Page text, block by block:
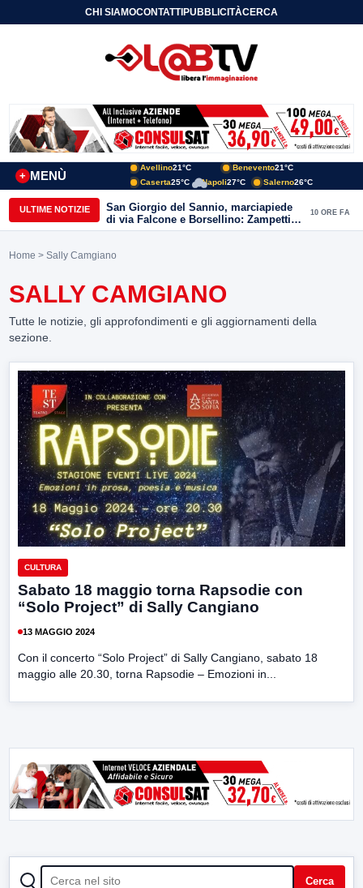
CHI SIAMOCONTATTIPUBBLICITÀCERCA
MENÙ
+
Avellino21°C Benevento21°C
Caserta25°C Napoli27°C Salerno26°C
ULTIME NOTIZIE
San Giorgio del Sannio, marciapiede
di via Falcone e Borsellino: Zampetti e
Lombardi replicano alle polemiche
10 ORE FA
Home > Sally Camgiano
SALLY CAMGIANO
Tutte le notizie, gli approfondimenti e gli aggiornamenti della
sezione.
CULTURA
Sabato 18 maggio torna Rapsodie con
“Solo Project” di Sally Cangiano
13 MAGGIO 2024
Con il concerto “Solo Project” di Sally Cangiano, sabato 18
maggio alle 20.30, torna Rapsodie – Emozioni in...
CERCA Cerca